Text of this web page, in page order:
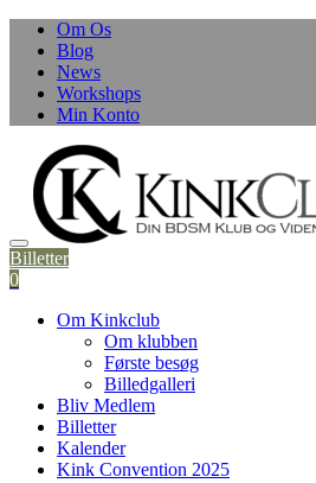
Skip
content
Om Os
Blog
News
Workshops
Min Konto
Billetter
0
Om Kinkclub
Om klubben
Første besøg
Billedgalleri
Bliv Medlem
Billetter
Kalender
Kink Convention 2025